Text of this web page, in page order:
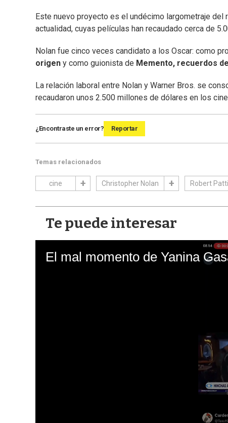
Este nuevo proyecto es el undécimo largometraje
actualidad, cuyas películas han recaudado cerca de
Nolan fue cinco veces candidato a los Oscar: como
origen y como guionista de Memento, recuerdos
La relación laboral entre Nolan y Warner Bros. se
recaudaron unos 2.500 millones de dólares en los
¿Encontraste un error? Reportar
Temas relacionados
cine Christopher Nolan Robert
Te puede interesar